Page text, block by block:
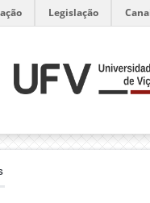
Legislação